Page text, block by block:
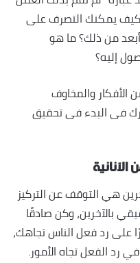
يمكنك التصرف على
من ذلك؟ ما هو
إليه؟
والمخاوف
فى البدء فى تحقيق
هي التوقف عن التركيز
بالآخرين، وكن صادقًا
على رد فعل الناس تجاهك،
رد الفعل تجاه الأمور.